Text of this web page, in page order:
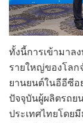
ทั้งนี้การเข้ามาล
รายใหญ่ของโลก
ยานยนต์ในอีอีซีอ
ปัจจุบันผู้ผลิตรถย
ประเทศไทยโดย